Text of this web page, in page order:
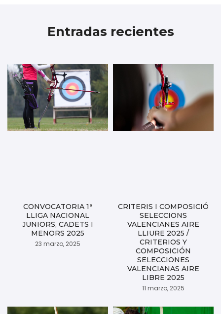
Entradas recientes
CONVOCATORIA 1ª
LLIGA NACIONAL
JUNIORS, CADETS I
MENORS 2025
23 marzo, 2025
CRITERIS I COMPOSICIÓ
SELECCIONS
VALENCIANES AIRE
LLIURE 2025 /
CRITERIOS Y
COMPOSICIÓN
SELECCIONES
VALENCIANAS AIRE
LIBRE 2025
11 marzo, 2025